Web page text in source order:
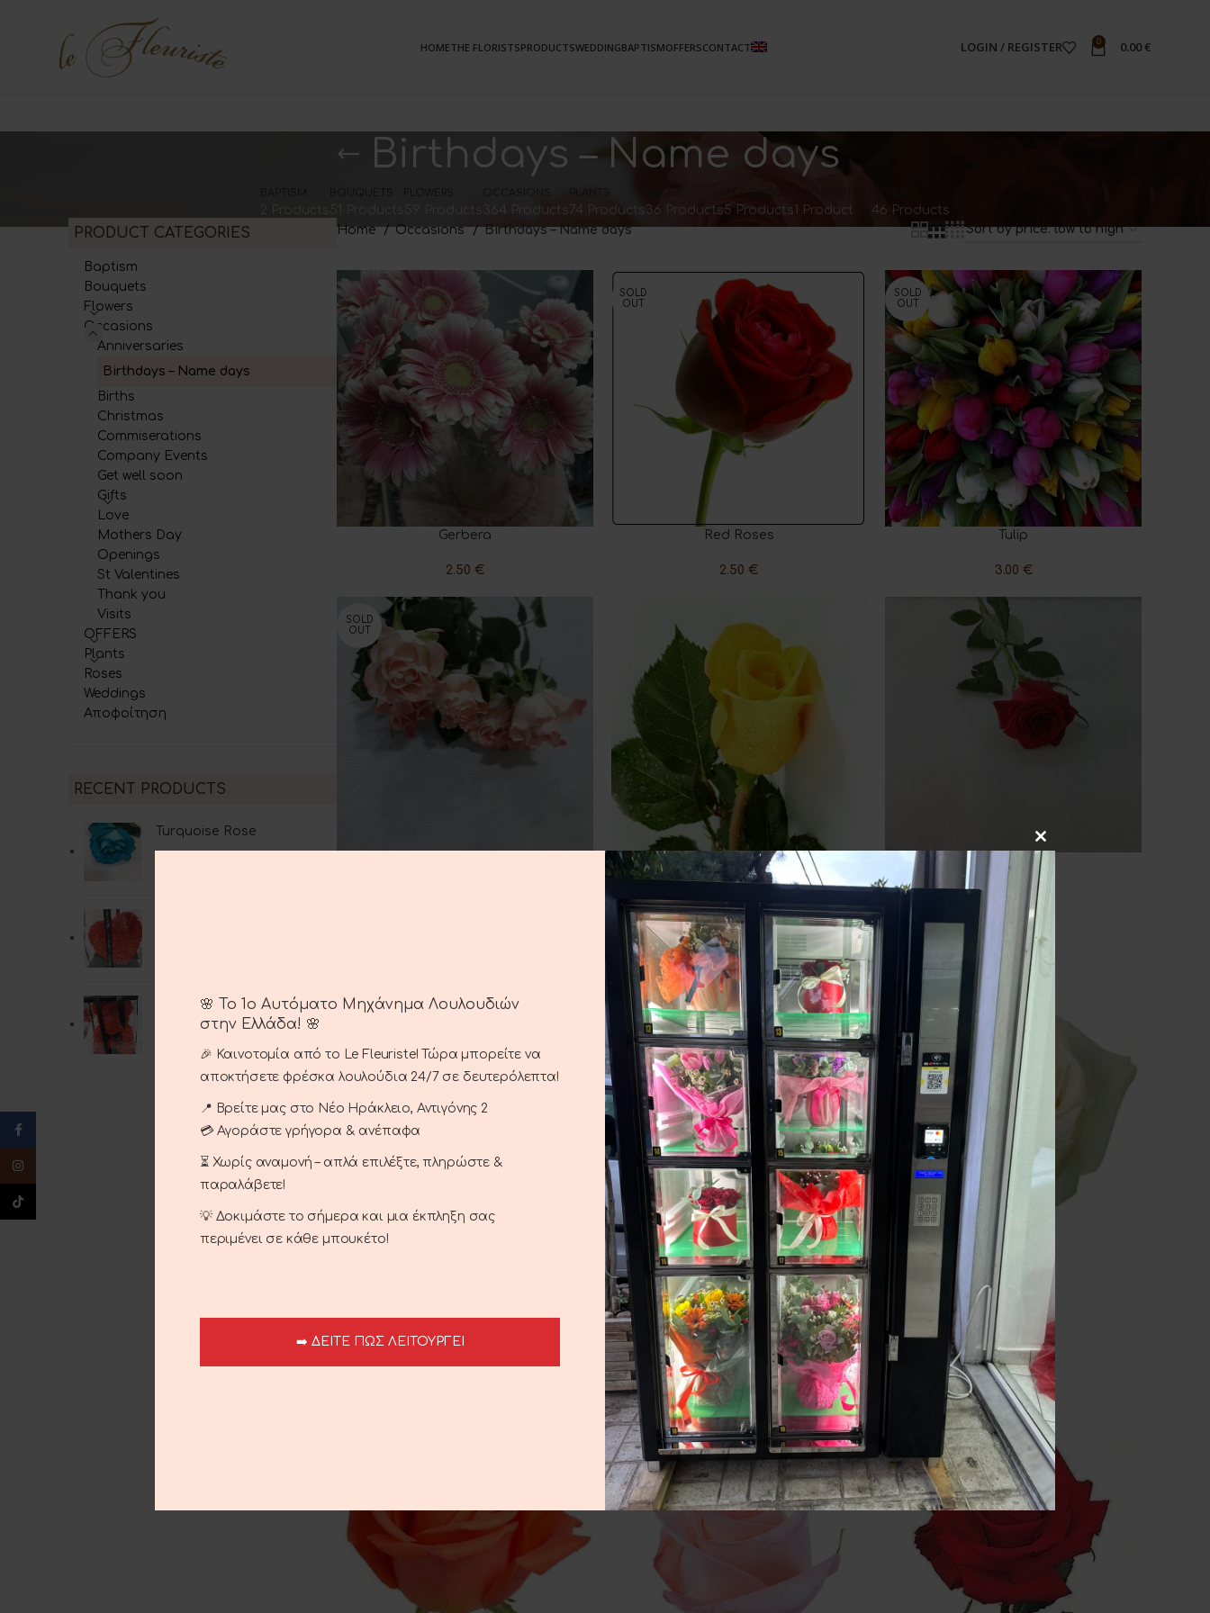
HOMETHE FLORISTSPRODUCTSWEDDINGBAPTISMOFFERSCONTACT LOGIN / REGISTER 0 0.00€
Birthdays – Name days
364 Products 74 Products36 Products5 Products1 Product 46 Products
PRODUCT CATEGORIES
Baptism
Bouquets
Flowers
Occasions
Anniversaries
Birthdays – Name days
Births
Christmas
Commiserations
Company Events
Get well soon
Gifts
Love
Mothers Day
Openings
St Valentines
Thank you
Visits
OFFERS
Plants
Roses
Weddings
Αποφοίτηση
RECENT PRODUCTS
Turquoise Rose
Bear Dolls
Home Occasions Birthdays – Name days
Gerbera
2.50 €
SOLD
OUT
Red Roses
2.50€
SOLD
OUT
Tulip
3.00 €
SOLD
OUT
ADD TO CARTYellow Roses
3.00
ADD TO CART Red Roses
3.00 €
ADD TO CARTDeep Pink Roses
3.00
ADD TO CART White Roses
3.00
🌸 Το 1ο Αυτόματο Μηχάνημα Λουλουδιών
στην Ελλάδα! 🌸
🎉 Καινοτομία από το Le Fleuriste! Τώρα μπορείτε να
αποκτήσετε φρέσκα λουλούδια 24/7 σε δευτερόλεπτα!
📍 Βρείτε μας στο Νέο Ηράκλειο, Αντιγόνης 2
💳 Αγοράστε γρήγορα & ανέπαφα
⏳ Χωρίς αναμονή – απλά επιλέξτε, πληρώστε &
παραλάβετε!
💡 Δοκιμάστε το σήμερα και μια έκπληξη σας
περιμένει σε κάθε μπουκέτο!
➡️ ΔΕΙΤΕ ΠΩΣ ΛΕΙΤΟΥΡΓΕΙ